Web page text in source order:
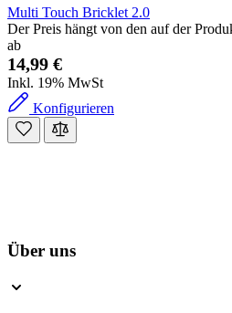
Multi Touch Bricklet 2.0
Der Preis hängt von den auf der
ab
14,99 €
Inkl. 19% MwSt
Konfigurieren
Über uns